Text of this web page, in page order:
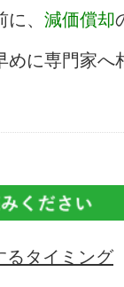
るタイミング
、 減価償却
に専門家へ